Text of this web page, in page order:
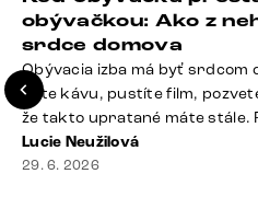
obývačkou: Ako z
srdce domova
Obývacia izba má byť srdcom
dáte kávu, pustíte film,
že takto upratané máte stále.
sedačky, ovládač záhadne
slúži ako odkladisko všetkého
Lucie Neužilová
29. 6. 2026